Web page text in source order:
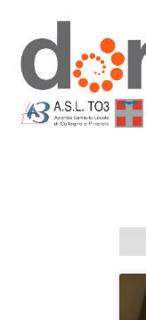
Vai
al
contenuto